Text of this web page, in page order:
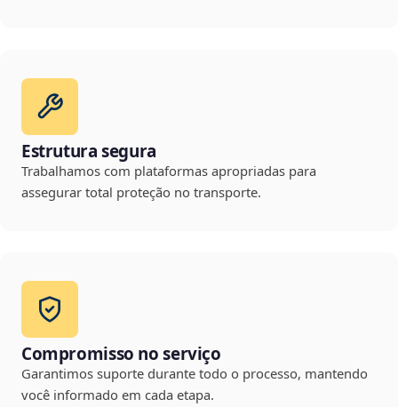
Estrutura segura
Trabalhamos com plataformas apropriadas para
assegurar total proteção no transporte.
Compromisso no serviço
Garantimos suporte durante todo o processo, mantendo
você informado em cada etapa.